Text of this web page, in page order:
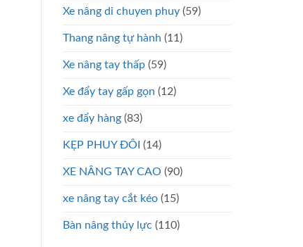
Xe nâng di chuyen phuy (59)
Thang nâng tự hành (11)
Xe nâng tay thấp (59)
Xe đẩy tay gấp gọn (12)
xe đẩy hàng (83)
KẸP PHUY ĐÔI (14)
XE NÂNG TAY CAO (90)
xe nâng tay cắt kéo (15)
Bàn nâng thủy lực (110)